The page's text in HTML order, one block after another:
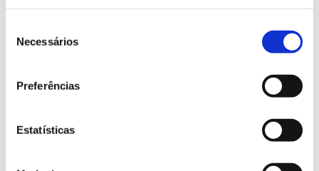
Necessários
Preferências
Estatísticas
Registar galhas de Trichi em acácia-das-espigas: